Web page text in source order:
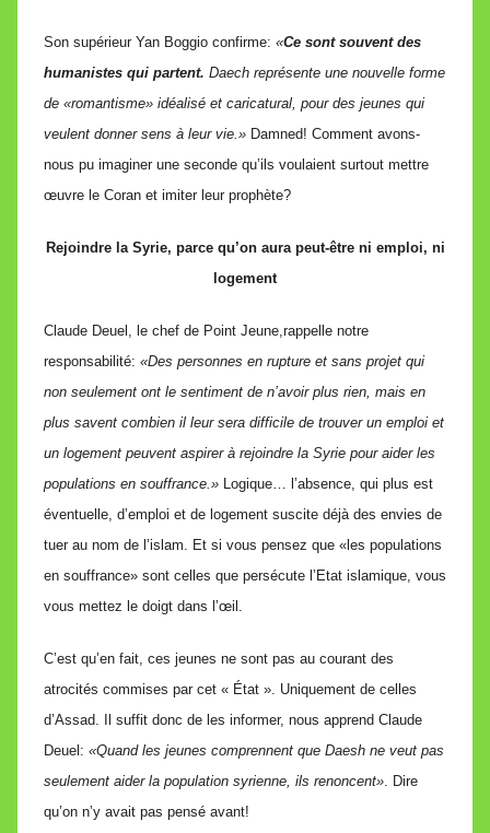
Son supérieur Yan Boggio confirme: «Ce sont souvent des
humanistes qui partent. Daech représente une nouvelle forme
de «romantisme» idéalisé et caricatural, pour des jeunes qui
veulent donner sens à leur vie.» Damned! Comment avons-
nous pu imaginer une seconde qu’ils voulaient surtout mettre
œuvre le Coran et imiter leur prophète?
Rejoindre la Syrie, parce qu’on aura peut-être ni emploi, ni
logement
Claude Deuel, le chef de Point Jeune,rappelle notre
responsabilité: «Des personnes en rupture et sans projet qui
non seulement ont le sentiment de n’avoir plus rien, mais en
plus savent combien il leur sera difficile de trouver un emploi et
un logement peuvent aspirer à rejoindre la Syrie pour aider les
populations en souffrance.» Logique… l’absence, qui plus est
éventuelle, d’emploi et de logement suscite déjà des envies de
tuer au nom de l’islam. Et si vous pensez que «les populations
en souffrance» sont celles que persécute l’Etat islamique, vous
vous mettez le doigt dans l’œil.
C’est qu’en fait, ces jeunes ne sont pas au courant des
atrocités commises par cet « État ». Uniquement de celles
d’Assad. Il suffit donc de les informer, nous apprend Claude
Deuel: «Quand les jeunes comprennent que Daesh ne veut pas
seulement aider la population syrienne, ils renoncent» . Dire
qu’on n’y avait pas pensé avant!